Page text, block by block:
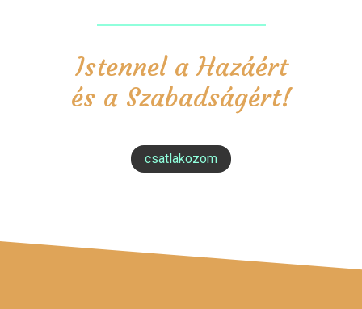
Istennel a Hazáért
és a Szabadságért!
csatlakozom